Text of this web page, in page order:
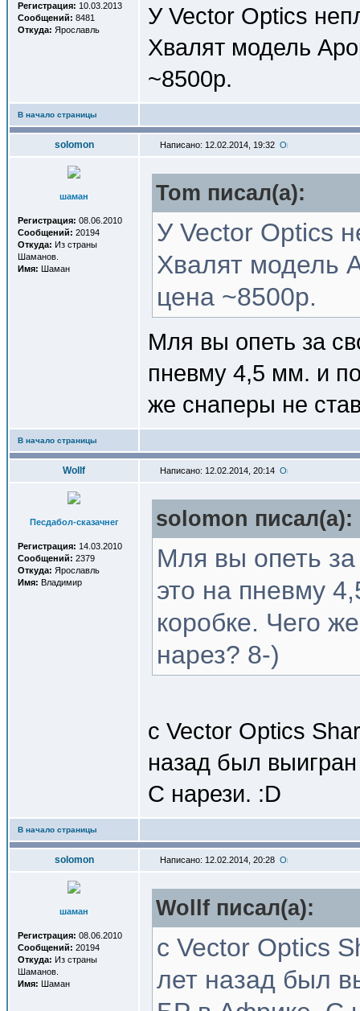
Регистрация: 10.03.2013
Сообщений: 8481
Откуда: Ярославль
У Vector Optics
Хвалят модель
~8500р.
В начало страницы
solomon Написано: 12.02.2014, 19:32
шаман
Регистрация: 08.06.2010
Сообщений: 20194
Откуда: Из страны
Шаманов.
Имя: Шаман
Tom писал(a):
У Vector Optics
Хвалят модель
цена ~8500р.
Мля вы опеть за
пневму 4,5 мм. и
же снаперы не
В начало страницы
Wollf Написано: 12.02.2014, 20:14
Песдабол-сказачнег
Регистрация: 14.03.2010
Сообщений: 2379
Откуда: Ярославль
Имя: Владимир
solomon писал(a):
Мля вы опеть
это на пневму
коробке. Чего
нарез? 8-)
с Vector Optics
назад был
С нарези. :D
В начало страницы
solomon Написано: 12.02.2014, 20:28
шаман
Регистрация: 08.06.2010
Сообщений: 20194
Откуда: Из страны
Шаманов.
Имя: Шаман
Wollf писал(a):
с Vector Optics
лет назад был